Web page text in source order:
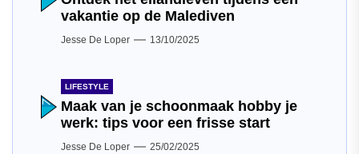
vakantie op de Malediven
Jesse De Loper 13/10/2025
LIFESTYLE
Maak van je schoonmaak hobby je
werk: tips voor een frisse start
Jesse De Loper 25/02/2025